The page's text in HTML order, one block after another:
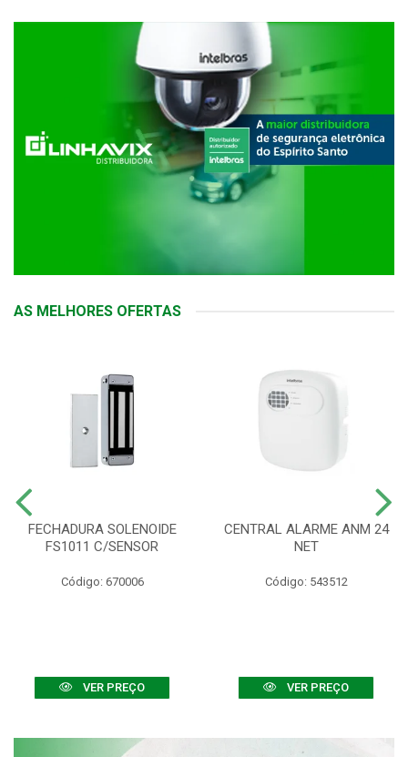
AS MELHORES OFERTAS
FECHADURA SOLENOIDE
FS1011 C/SENSOR
Código: 670006
VER PREÇO
CENTRAL ALARME ANM 24
NET
Código: 543512
VER PREÇO